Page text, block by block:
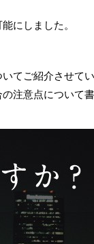
にしました。
てご紹介させてい
注意点について書